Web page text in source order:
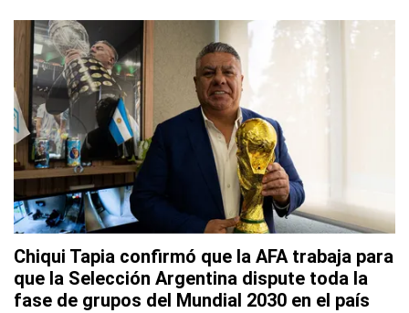
Chiqui Tapia confirmó que la AFA trabaja para
que la Selección Argentina dispute toda la
fase de grupos del Mundial 2030 en el país